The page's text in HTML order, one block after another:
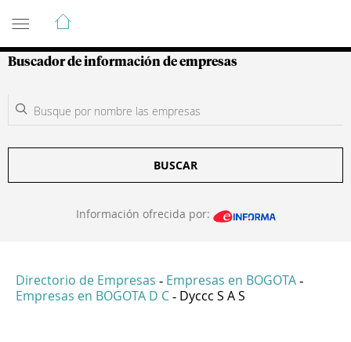
Guía de Empresas Colombianas
Buscador de información de empresas
BUSCAR
Información ofrecida por:
Directorio de Empresas - Empresas en BOGOTA -
Empresas en BOGOTA D C - Dyccc S A S